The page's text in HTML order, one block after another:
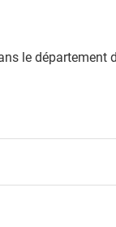
le département